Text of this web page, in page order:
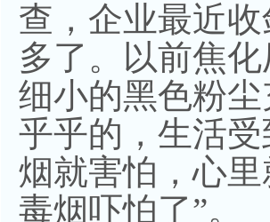
查，企业最近
多了。以前焦
细小的黑色粉
乎乎的，生活
烟就害怕，心
毒烟吓怕了”。